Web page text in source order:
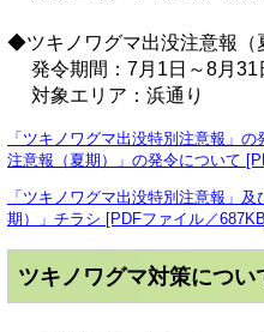
◆ツキノワグマ出没注意報（
発令期間：7月1日～8月31
対象エリア：浜通り
「ツキノワグマ出没特別注意報」
注意報（夏期）」の発令について
「ツキノワグマ出没特別注意報」
期）」チラシ [PDFファイル／
ツキノワグマ対策につい